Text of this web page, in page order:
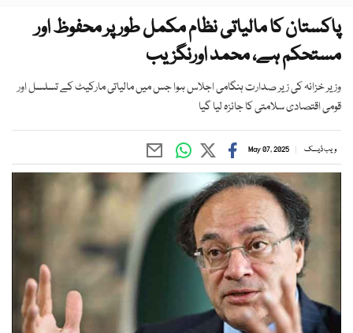
پاکستان کا مالیاتی نظام مکمل طور پر محفوظ اور
مستحکم ہے، محمد اورنگزیب
وزیر خزانہ کی زیر صدارت ہنگامی اجلاس ہوا جس میں مالیاتی مارکیٹ کے تسلسل اور
قومی اقتصادی سلامتی کا جائزہ لیا گیا
ویب ڈیسک May 07, 2025